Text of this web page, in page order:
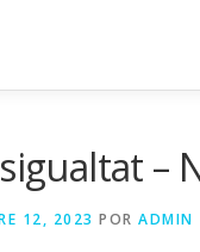
–
12, 2023 POR ADMIN